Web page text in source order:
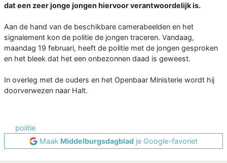
dat een zeer jonge jongen hiervoor verantwoordelijk is.
Aan de hand van de beschikbare camerabeelden en het
signalement kon de politie de jongen traceren. Vandaag,
maandag 19 februari, heeft de politie met de jongen gesproken
en het bleek dat het een onbezonnen daad is geweest.
In overleg met de ouders en het Openbaar Ministerie wordt hij
doorverwezen naar Halt.
politie
Maak Middelburgsdagblad je Google-favoriet